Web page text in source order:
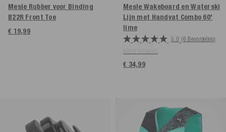
Mesle Rubber voor Binding
B22R Front Toe
€ 19,99
Mesle Wakeboard en Waterski
Lijn met Handvat Combo 60'
lime
5.0 (6 Beoordeling)
€ 34,99